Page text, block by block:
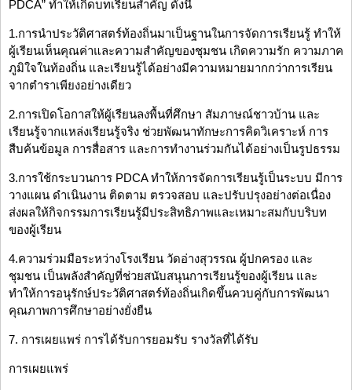
PDCA” ทำให้เกิดบทเรียนสำคัญ ดังนี้
1.การนำประวัติศาสตร์ท้องถิ่นมาเป็นฐานในการจัดการเรียนรู้ ทำให้
ผู้เรียนเห็นคุณค่าและความสำคัญของชุมชน เกิดความรัก ความภาค
ภูมิใจในท้องถิ่น และเรียนรู้ได้อย่างมีความหมายมากกว่าการเรียน
จากตำราเพียงอย่างเดียว
2.การเปิดโอกาสให้ผู้เรียนลงพื้นที่ศึกษา สัมภาษณ์ชาวบ้าน และ
เรียนรู้จากแหล่งเรียนรู้จริง ช่วยพัฒนาทักษะการคิดวิเคราะห์ การ
สืบค้นข้อมูล การสื่อสาร และการทำงานร่วมกันได้อย่างเป็นรูปธรรม
3.การใช้กระบวนการ PDCA ทำให้การจัดการเรียนรู้เป็นระบบ มีการ
วางแผน ดำเนินงาน ติดตาม ตรวจสอบ และปรับปรุงอย่างต่อเนื่อง
ส่งผลให้กิจกรรมการเรียนรู้มีประสิทธิภาพและเหมาะสมกับบริบท
ของผู้เรียน
4.ความร่วมมือระหว่างโรงเรียน วัดอ่างสุวรรณ ผู้ปกครอง และ
ชุมชน เป็นพลังสำคัญที่ช่วยสนับสนุนการเรียนรู้ของผู้เรียน และ
ทำให้การอนุรักษ์ประวัติศาสตร์ท้องถิ่นเกิดขึ้นควบคู่กับการพัฒนา
คุณภาพการศึกษาอย่างยั่งยืน
7. การเผยแพร่ การได้รับการยอมรับ รางวัลที่ได้รับ
การเผยแพร่